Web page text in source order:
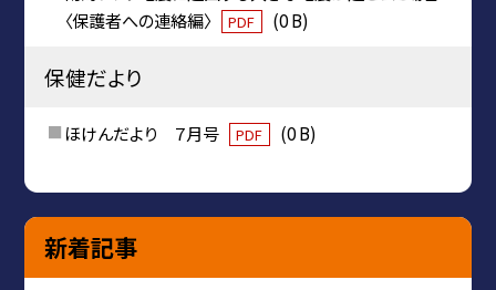
〈保護者への連絡編〉
PDF (0 B)
保健だより
ほけんだより ７月号 PDF (0 B)
新着記事